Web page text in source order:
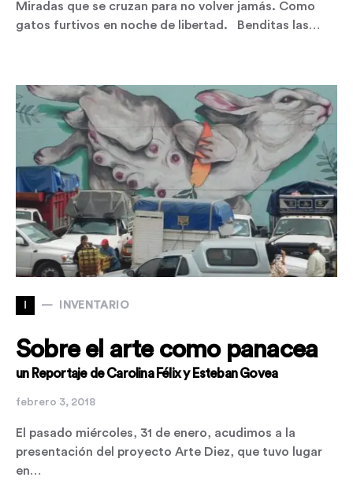
Miradas que se cruzan para no volver jamás. Como
gatos furtivos en noche de libertad. Benditas las…
I INVENTARIO
Sobre el arte como panacea
un Reportaje de Carolina Félix y Esteban Govea
febrero 3, 2018
El pasado miércoles, 31 de enero, acudimos a la
presentación del proyecto Arte Diez, que tuvo lugar
en…